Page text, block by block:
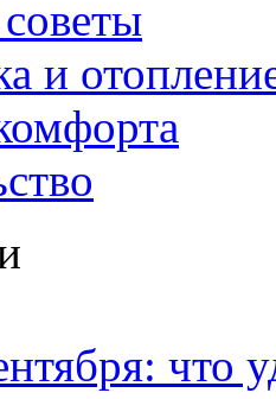
и
что